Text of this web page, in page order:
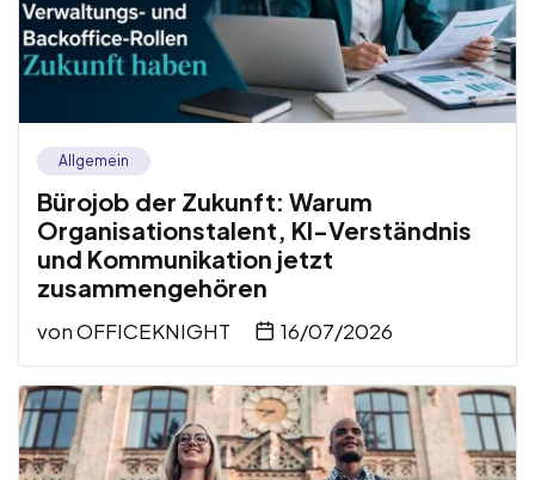
Allgemein
Bürojob der Zukunft: Warum
Organisationstalent, KI-Verständnis
und Kommunikation jetzt
zusammengehören
vonOFFICEKNIGHT 16/07/2026